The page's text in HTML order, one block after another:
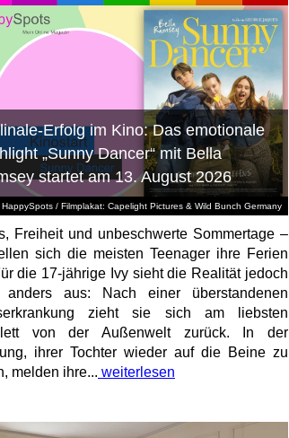
/ Filmplakat: Capelight Pictures & Wild Bunch Germany
Erfolg im Kino: Das emotionale
„Sunny Dancer“ mit Bella
startet am 13. August 2026
Freiheit und unbeschwerte Sommertage –
sich die meisten Teenager ihre Ferien
die 17-jährige Ivy sieht die Realität jedoch
anders aus: Nach einer überstandenen
zieht sie sich am liebsten
von der Außenwelt zurück. In der
ihrer Tochter wieder auf die Beine zu
melden ihre... weiterlesen